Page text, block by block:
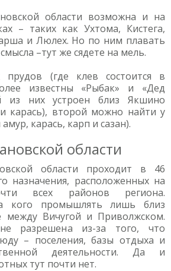
области возможна и на
– таких как Ухтома, Кистега,
и Люлех. Но по ним плавать
–тут же сядете на мель.
прудов (где клев состоится в
известны «Рыбак» и «Дед
из них устроен близ Якшино
карась), второй можно найти у
карась, карп и сазан).
области
области проходит в 46
назначения, расположенных на
всех районов региона.
кого промышлять лишь близ
между Вичугой и Приволжском.
разрешена из-за того, что
– поселения, базы отдыха и
деятельности. Да и
тут почти нет.